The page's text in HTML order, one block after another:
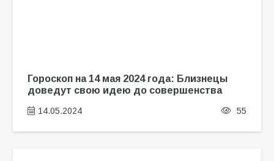
Гороскоп на 14 мая 2024 года: Близнецы
доведут свою идею до совершенства
14.05.2024 55